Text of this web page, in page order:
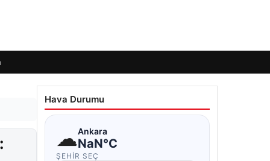
Hava Durumu
☁Ankara
NaN°C
ŞEHIR SEÇ